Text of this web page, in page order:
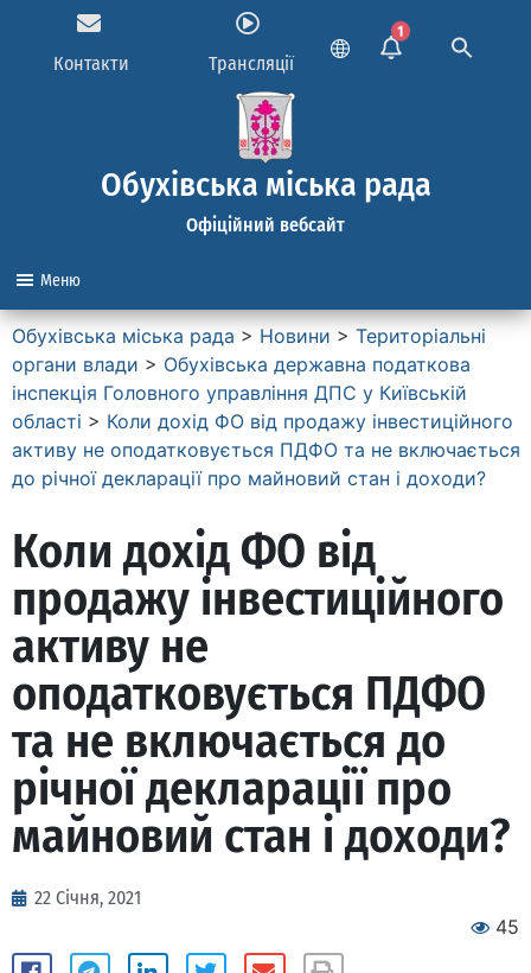
Контакти Трансляції
1
Обухівська міська рада
Офіційний вебсайт
Меню
Обухівська міська рада > Новини > Територіальні
органи влади > Обухівська державна податкова
інспекція Головного управління ДПС у Київській
області > Коли дохід ФО від продажу інвестиційного
активу не оподатковується ПДФО та не включається
до річної декларації про майновий стан і доходи?
Коли дохід ФО від
продажу інвестиційного
активу не
оподатковується ПДФО
та не включається до
річної декларації про
майновий стан і доходи?
22 Січня, 2021
45